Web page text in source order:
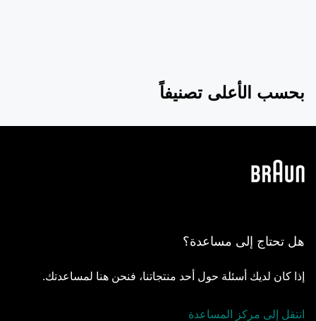
بحسب الأعلى تصنيفاً
هل تحتاج إلى مساعدة؟
إذا كان لديك أسئلة حول أحد منتجاتنا، فنحن هنا لمساعدتك.
انتقل إلى مركز المساعدة